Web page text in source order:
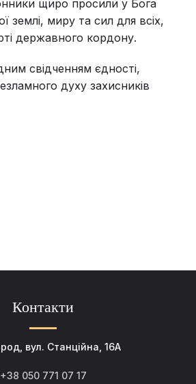
щиро просили у Бога
землі, миру та сил для всіх,
державного кордону.
свідченням єдності,
духу захисників
Контакти
вул. Станційна, 16А
+38 050 771 07 17